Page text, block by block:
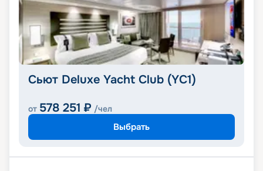
Сьют Deluxe Yacht Club (YC1)
от 578 251 ₽ /чел
Выбрать